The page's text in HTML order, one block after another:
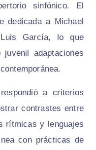
sinfónico. El
dedicada a Michael
García, lo que
adaptaciones
a criterios
contrastes entre
rítmicas y lenguajes
con prácticas de